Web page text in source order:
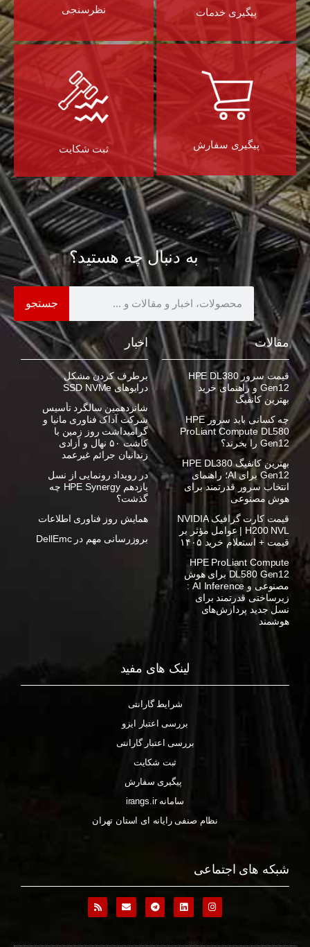
پیگیری خدمات نظرسنجی
پیگیری سفارش ثبت شکایت
به دنبال چه هستید؟
جستجو
مقالات
قیمت سرور HPE DL380
Gen12 و راهنمای خرید
بهترین کانفیگ
چه کسانی باید سرور HPE
ProLiant Compute DL580
Gen12 را بخرند؟
بهترین کانفیگ HPE DL380
Gen12 برای AI؛ راهنمای
انتخاب سرور قدرتمند برای
هوش مصنوعی
قیمت کارت گرافیک NVIDIA
H200 NVL | عوامل مؤثر بر
قیمت + استعلام خرید ۱۴۰۵
HPE ProLiant Compute
DL580 Gen12 برای هوش
مصنوعی و AI Inference :
زیرساختی قدرتمند برای
نسل جدید پردازش‌های
هوشمند
اخبار
برطرف کردن مشکل
درایوهای SSD NVMe
شانزدهمین سالگرد تأسیس
شرکت آداک فناوری مانیا و
گرامیداشت روز زمین با
کاشت ۵۰ نهال و آزادی
زندانیان جرائم غیرعمد
در رویداد رونمایی از نسل
یازدهم HPE Synergy چه
گذشت؟
همایش روز فناوری اطلاعات
بروزرسانی مهم در DellEmc
لینک های مفید
شرایط گارانتی
بررسی اعتبار ایزو
بررسی اعتبار گارانتی
ثبت شکایت
پیگیری سفارش
سامانه irangs.ir
نظام صنفی رایانه ای استان تهران
شبکه های اجتماعی